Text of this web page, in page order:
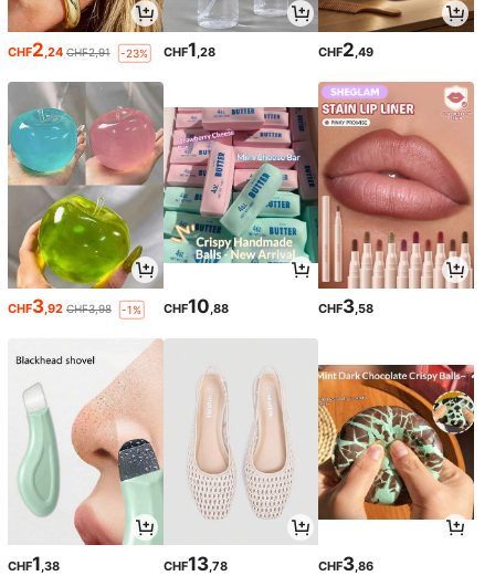
CHF2,24 CHF2,91 -23% CHF1,28 CHF2,49
CHF3,92 CHF3,98 -1% CHF10,88 CHF3,58
CHF1 ,38 CHF13,78 CHF3 ,86